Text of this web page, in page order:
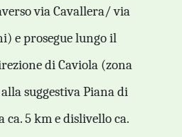
via Cavallera/ via
e prosegue lungo il
di Caviola (zona
suggestiva Piana di
ca. 5 km e dislivello ca.